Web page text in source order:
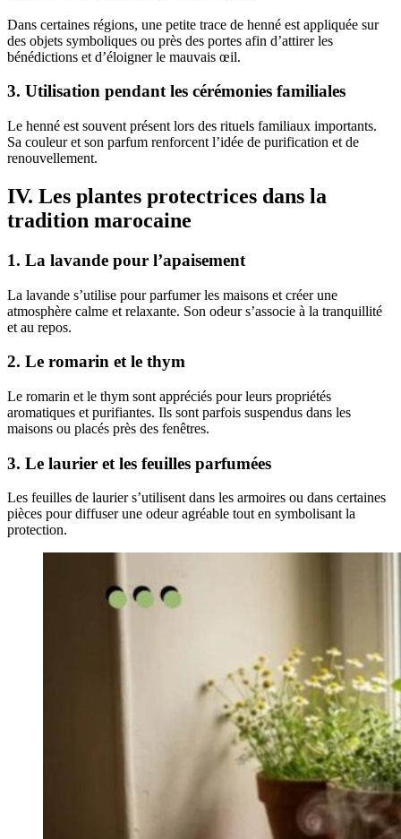
Dans certaines régions, une petite trace de henné est appliquée sur
des objets symboliques ou près des portes afin d’attirer les
bénédictions et d’éloigner le mauvais œil.
3. Utilisation pendant les cérémonies familiales
Le henné est souvent présent lors des rituels familiaux importants.
Sa couleur et son parfum renforcent l’idée de purification et de
renouvellement.
IV. Les plantes protectrices dans la
tradition marocaine
1. La lavande pour l’apaisement
La lavande s’utilise pour parfumer les maisons et créer une
atmosphère calme et relaxante. Son odeur s’associe à la tranquillité
et au repos.
2. Le romarin et le thym
Le romarin et le thym sont appréciés pour leurs propriétés
aromatiques et purifiantes. Ils sont parfois suspendus dans les
maisons ou placés près des fenêtres.
3. Le laurier et les feuilles parfumées
Les feuilles de laurier s’utilisent dans les armoires ou dans certaines
pièces pour diffuser une odeur agréable tout en symbolisant la
protection.